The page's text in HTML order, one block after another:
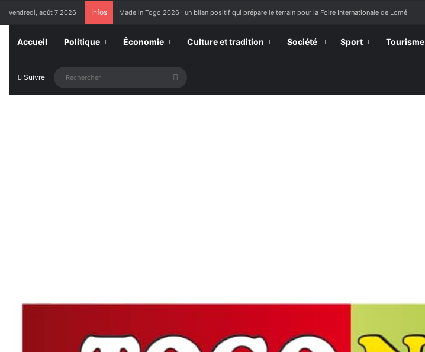
vendredi, août 7 2026 Infos Made in Togo 2026 : un bilan positif qui prépare le terrain pour la Foire Internationale de Lomé
Accueil Politique Économie Culture et tradition Société Sport Tourisme
Suivre Rechercher